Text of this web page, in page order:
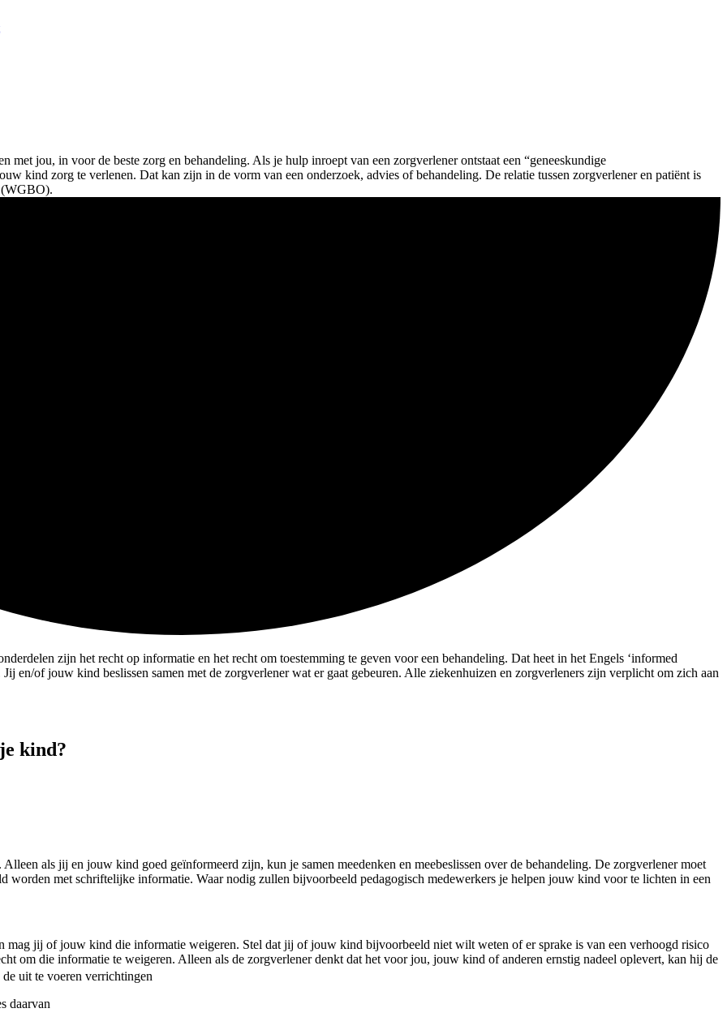
met jou, in voor de beste zorg en behandeling. Als je hulp inroept van een zorgverlener ontstaat een “geneeskundige
kind zorg te verlenen. Dat kan zijn in de vorm van een onderzoek, advies of behandeling. De relatie tussen zorgverlener en patiënt is
(WGBO).
zijn het recht op informatie en het recht om toestemming te geven voor een behandeling. Dat heet in het Engels ‘informed
en/of jouw kind beslissen samen met de zorgverlener wat er gaat gebeuren. Alle ziekenhuizen en zorgverleners zijn verplicht om zich aan
kind?
als jij en jouw kind goed geïnformeerd zijn, kun je samen meedenken en meebeslissen over de behandeling. De zorgverlener moet
worden met schriftelijke informatie. Waar nodig zullen bijvoorbeeld pedagogisch medewerkers je helpen jouw kind voor te lichten in een
de uit te voeren verrichtingen
daarvan
jij of jouw kind die informatie weigeren. Stel dat jij of jouw kind bijvoorbeeld niet wilt weten of er sprake is van een verhoogd risico
om die informatie te weigeren. Alleen als de zorgverlener denkt dat het voor jou, jouw kind of anderen ernstig nadeel oplevert, kan hij de